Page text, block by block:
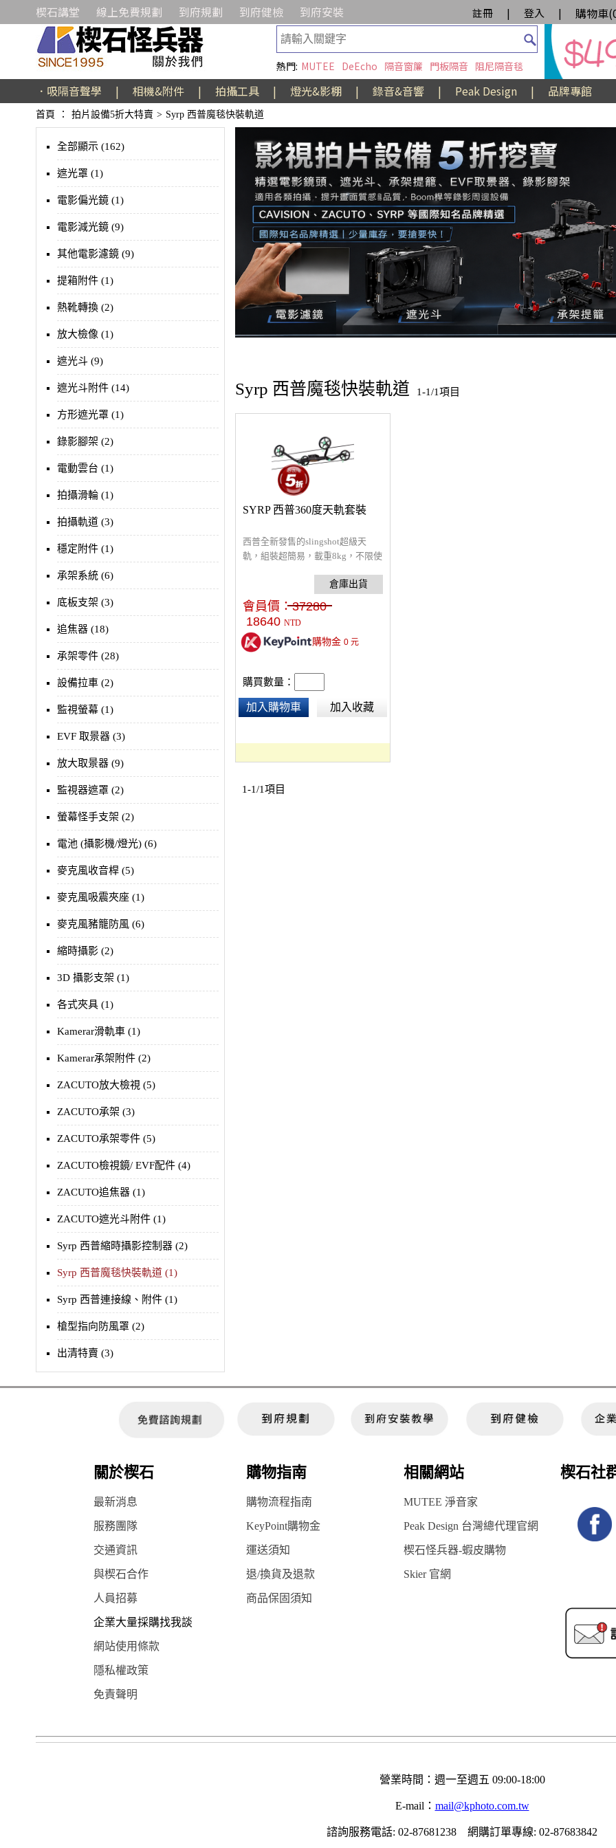
楔石講堂 線上免費規劃 到府規劃 到府健檢 到府安裝 註冊 | 登入 | 購物車(
熱門: MUTEE DeEcho 隔音窗簾 門板隔音 阻尼隔音毯
．吸隔音聲學 | 相機&附件 | 拍攝工具 | 燈光&影棚 | 錄音&音響 | Peak Design | 品牌專館
首頁 ： 拍片設備5折大特賣 > Syrp 西普魔毯快裝軌道
全部顯示 (162)
遮光罩 (1)
電影偏光鏡 (1)
電影減光鏡 (9)
其他電影濾鏡 (9)
提箱附件 (1)
熱靴轉換 (2)
放大檢像 (1)
遮光斗 (9)
遮光斗附件 (14)
方形遮光罩 (1)
錄影腳架 (2)
電動雲台 (1)
拍攝滑輪 (1)
拍攝軌道 (3)
穩定附件 (1)
承架系統 (6)
底板支架 (3)
追焦器 (18)
承架零件 (28)
設備拉車 (2)
監視螢幕 (1)
EVF 取景器 (3)
放大取景器 (9)
監視器遮罩 (2)
螢幕怪手支架 (2)
電池 (攝影機/燈光) (6)
麥克風收音桿 (5)
麥克風吸震夾座 (1)
麥克風豬籠防風 (6)
縮時攝影 (2)
3D 攝影支架 (1)
各式夾具 (1)
Kamerar滑軌車 (1)
Kamerar承架附件 (2)
ZACUTO放大檢視 (5)
ZACUTO承架 (3)
ZACUTO承架零件 (5)
ZACUTO檢視鏡/ EVF配件 (4)
ZACUTO追焦器 (1)
ZACUTO遮光斗附件 (1)
Syrp 西普縮時攝影控制器 (2)
Syrp 西普魔毯快裝軌道 (1)
Syrp 西普連接線、附件 (1)
槍型指向防風罩 (2)
出清特賣 (3)
Syrp 西普魔毯快裝軌道 1-1/1項目
SYRP 西普360度天軌套裝
西普全新發售的slingshot超級天
軌，組裝超簡易，載重8kg，不限使
離，還可搭配西普系統的Genie&
Genie Mini使用，利用器材的結合
及內部自動操控演算的功能使拍攝
鏡位更滑順更多源。※本產品僅有
天軌，不含Genie&Genie Mini雲台
會員價：37280
18640 NTD
購物金 0元
購買數量：
加入購物車 加入收藏
1-1/1項目
關於楔石 購物指南 相關網站 楔石社
最新消息 購物流程指南 MUTEE 淨音家
服務團隊 KeyPoint購物金 Peak Design 台灣總代理官網
交通資訊 運送須知 楔石怪兵器-蝦皮購物
與楔石合作 退/換貨及退款 Skier 官網
人員招募 商品保固須知
企業大量採購找我談
網站使用條款
隱私權政策
免責聲明
營業時間：週一至週五 09:00-18:00
E-mail： mail@kphoto.com.tw
諮詢服務電話: 02-87681238 網購訂單專線: 02-87683842